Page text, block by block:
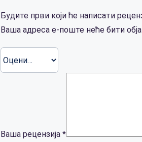
Будите први који ће написати
Ваша адреса е-поште неће бити
Ваша рецензија*